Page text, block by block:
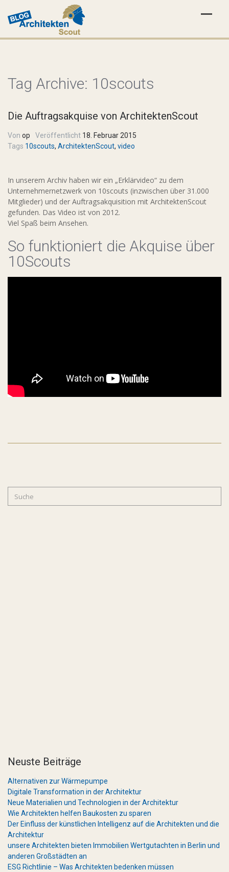
Tag Archive: 10scouts
Die Auftragsakquise von ArchitektenScout
Von op Veröffentlicht 18. Februar 2015
Tags 10scouts, ArchitektenScout, video
In unserem Archiv haben wir ein „Erklärvideo“ zu dem
Unternehmernetzwerk von 10scouts (inzwischen über 31.000
Mitglieder) und der Auftragsakquisition mit ArchitektenScout
gefunden. Das Video ist von 2012.
Viel Spaß beim Ansehen.
So funktioniert die Akquise über
10Scouts
Neuste Beiträge
Alternativen zur Wärmepumpe
Digitale Transformation in der Architektur
Neue Materialien und Technologien in der Architektur
Wie Architekten helfen Baukosten zu sparen
Der Einfluss der künstlichen Intelligenz auf die Architekten und die
Architektur
unsere Architekten bieten Immobilien Wertgutachten in Berlin und
anderen Großstädten an
ESG Richtlinie – Was Architekten bedenken müssen